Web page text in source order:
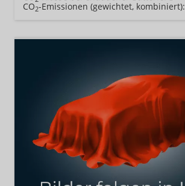
CO2-Emissionen (gewichtet, kombiniert):